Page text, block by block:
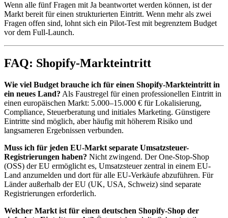
Wenn alle fünf Fragen mit Ja beantwortet werden können, ist der
Markt bereit für einen strukturierten Eintritt. Wenn mehr als zwei
Fragen offen sind, lohnt sich ein Pilot-Test mit begrenztem Budget
vor dem Full-Launch.
FAQ: Shopify-Markteintritt
Wie viel Budget brauche ich für einen Shopify-Markteintritt in
ein neues Land? Als Faustregel für einen professionellen Eintritt in
einen europäischen Markt: 5.000–15.000 € für Lokalisierung,
Compliance, Steuerberatung und initiales Marketing. Günstigere
Eintritte sind möglich, aber häufig mit höherem Risiko und
langsameren Ergebnissen verbunden.
Muss ich für jeden EU-Markt separate Umsatzsteuer-
Registrierungen haben? Nicht zwingend. Der One-Stop-Shop
(OSS) der EU ermöglicht es, Umsatzsteuer zentral in einem EU-
Land anzumelden und dort für alle EU-Verkäufe abzuführen. Für
Länder außerhalb der EU (UK, USA, Schweiz) sind separate
Registrierungen erforderlich.
Welcher Markt ist für einen deutschen Shopify-Shop der